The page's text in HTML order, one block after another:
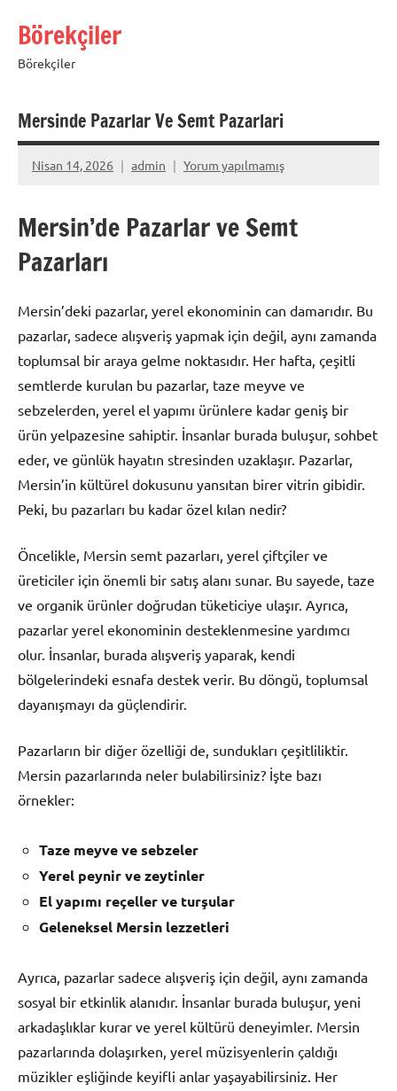
Börekçiler
Börekçiler
Mersinde Pazarlar Ve Semt Pazarlari
Nisan 14, 2026 admin Yorum yapılmamış
Mersin’de Pazarlar ve Semt
Pazarları
Mersin’deki pazarlar, yerel ekonominin can damarıdır. Bu
pazarlar, sadece alışveriş yapmak için değil, aynı zamanda
toplumsal bir araya gelme noktasıdır. Her hafta, çeşitli
semtlerde kurulan bu pazarlar, taze meyve ve
sebzelerden, yerel el yapımı ürünlere kadar geniş bir
ürün yelpazesine sahiptir. İnsanlar burada buluşur, sohbet
eder, ve günlük hayatın stresinden uzaklaşır. Pazarlar,
Mersin’in kültürel dokusunu yansıtan birer vitrin gibidir.
Peki, bu pazarları bu kadar özel kılan nedir?
Öncelikle, Mersin semt pazarları, yerel çiftçiler ve
üreticiler için önemli bir satış alanı sunar. Bu sayede, taze
ve organik ürünler doğrudan tüketiciye ulaşır. Ayrıca,
pazarlar yerel ekonominin desteklenmesine yardımcı
olur. İnsanlar, burada alışveriş yaparak, kendi
bölgelerindeki esnafa destek verir. Bu döngü, toplumsal
dayanışmayı da güçlendirir.
Pazarların bir diğer özelliği de, sundukları çeşitliliktir.
Mersin pazarlarında neler bulabilirsiniz? İşte bazı
örnekler:
Taze meyve ve sebzeler
Yerel peynir ve zeytinler
El yapımı reçeller ve turşular
Geleneksel Mersin lezzetleri
Ayrıca, pazarlar sadece alışveriş için değil, aynı zamanda
sosyal bir etkinlik alanıdır. İnsanlar burada buluşur, yeni
arkadaşlıklar kurar ve yerel kültürü deneyimler. Mersin
pazarlarında dolaşırken, yerel müzisyenlerin çaldığı
müzikler eşliğinde keyifli anlar yaşayabilirsiniz. Her